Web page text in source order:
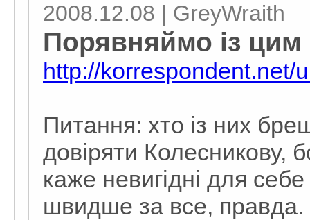
2008.12.08 | GreyWraith
Порявняймо із цим
http://korrespondent.net/
Питання: хто із них
довіряти Колесникову,
каже невигідні для
швидше за все, правда.